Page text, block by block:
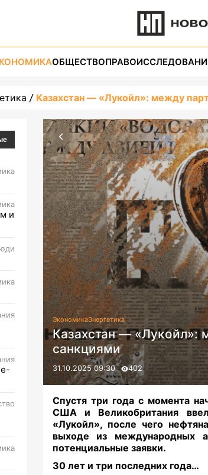
ОБЩЕСТВОПРАВО
Казахстан — «Лукойл»: между
и
ЭкономикаЭнергетика
Казахстан — «Лукойл»:
санкциями
31.10.2025 09:30 402
Спустя три года с момента
США и Великобритания
«Лукойл», после чего
выходе из международных
потенциальные заявки.
30 лет и три последних года…